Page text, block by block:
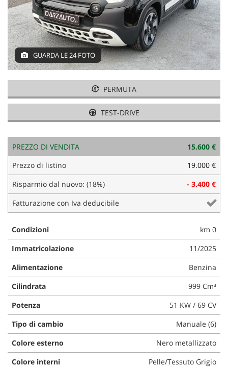
COMMERCIALI PEUGEOT E
CITROEN
ACQUISTIAMO USATO
NOLEGGIO
DICONO DI NOI
AZIENDA E CONTATTI
NEWS
AREA COMMERCIANTI
GUARDA LE 24 FOTO
PERMUTA
TEST-DRIVE
PREZZO DI VENDITA
15.600 €
Prezzo di listino
19.000 €
Risparmio dal nuovo: (18%)
- 3.400 €
Fatturazione con Iva deducibile
Condizioni
km 0
Immatricolazione
11/2025
Alimentazione
Benzina
Cilindrata
999 Cm³
Potenza
51 KW / 69 CV
Tipo di cambio
Manuale (6)
Colore esterno
Nero metallizzato
Colore interni
Pelle/Tessuto Grigio
tracciamento
che
adottiamo
per
offrire
le
funzionalità
le
attività
descritte.
Per
ottenere
maggiori
informazioni
sull'utilità
e
sul
di
questi
strumenti
di
tracciamento
si
rimanda
alla
cookie
policy.
Puoi
rivedere
e
modificare